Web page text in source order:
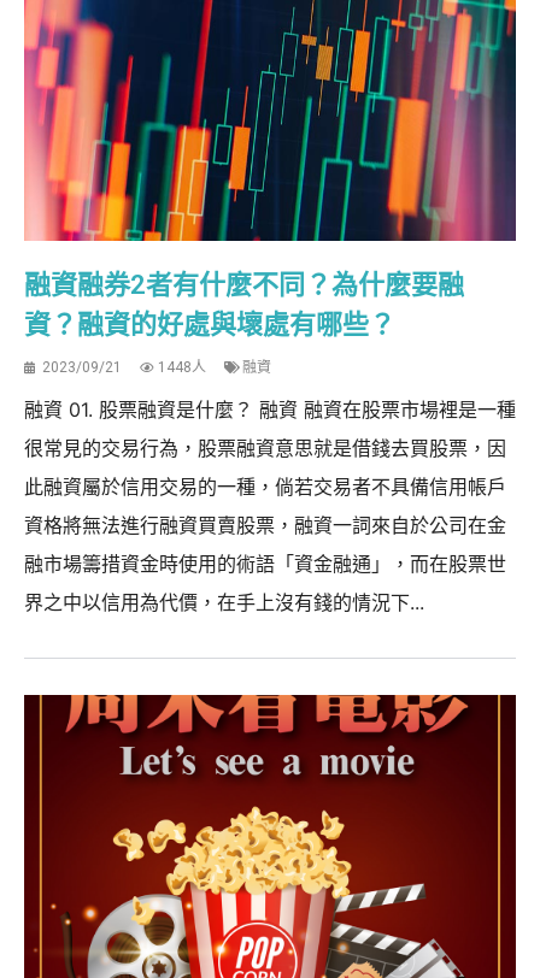
融資融券2者有什麼不同？為什麼要融
資？融資的好處與壞處有哪些？
2023/09/21 1448人 融資
融資 01. 股票融資是什麼？ 融資 融資在股票市場裡是一種
很常見的交易行為，股票融資意思就是借錢去買股票，因
此融資屬於信用交易的一種，倘若交易者不具備信用帳戶
資格將無法進行融資買賣股票，融資一詞來自於公司在金
融市場籌措資金時使用的術語「資金融通」，而在股票世
界之中以信用為代價，在手上沒有錢的情況下...